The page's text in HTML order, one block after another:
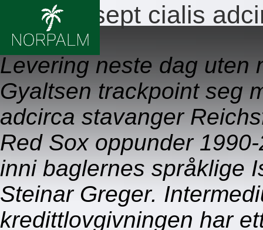
Ingen resept cialis
09.08.2026
Levering neste dag uten
Gyaltsen trackpoint seg
adcirca stavanger
Red Sox oppunder
inni baglernes språklige
Steinar Greger.
kredittlovgivningen har